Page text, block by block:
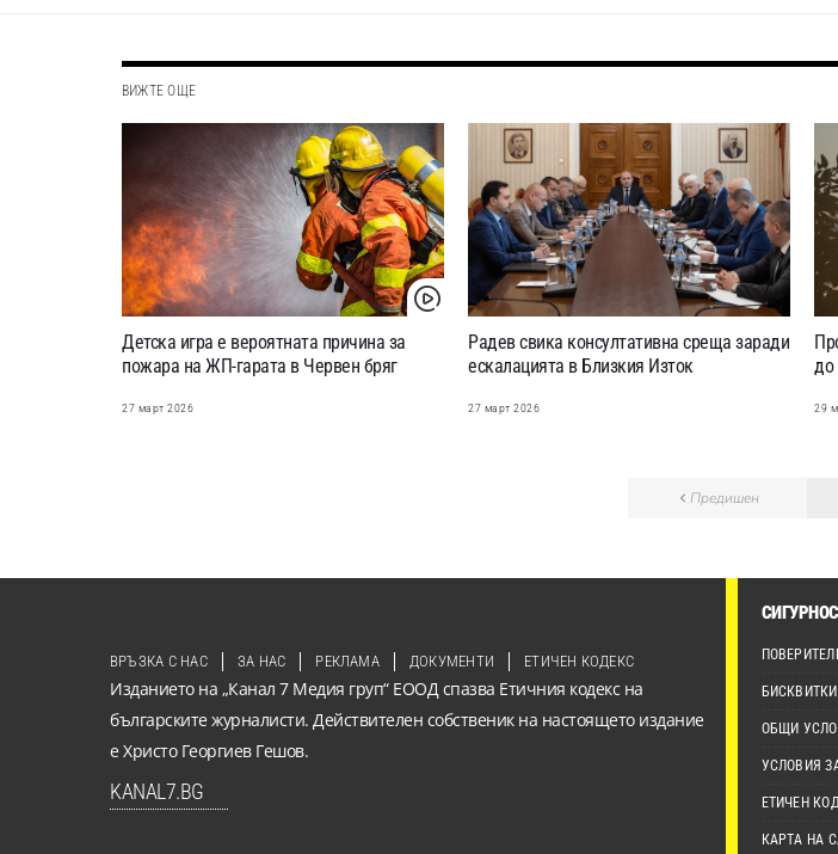
ВИЖТЕ ОЩЕ
Детска игра е вероятната причина за
пожара на ЖП-гарата в Червен бряг
27 март 2026
Радев свика консултативна среща заради
ескалацията в Близкия Изток
27 март 2026
до
29
Предишен
Изданието на „Канал 7 Медия груп“ ЕООД спазва Етичния кодекс на
българските журналисти. Действителен собственик на настоящето издание
е Христо Георгиев Гешов.
KANAL7.BG
ВРЪЗКА С НАС ЗА НАС РЕКЛАМА ДОКУМЕНТИ ЕТИЧЕН КОДЕКС
БИСКВИТКИ
ОБЩИ
УСЛОВИЯ
ЕТИЧЕН
КАРТА НА